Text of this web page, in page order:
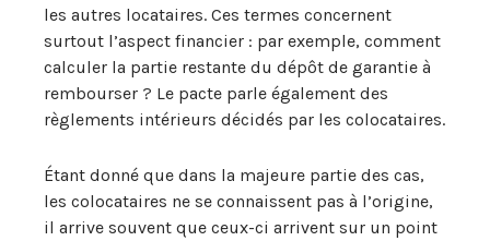
les autres locataires. Ces termes concernent
surtout l’aspect financier : par exemple, comment
calculer la partie restante du dépôt de garantie à
rembourser ? Le pacte parle également des
règlements intérieurs décidés par les colocataires.
Étant donné que dans la majeure partie des cas,
les colocataires ne se connaissent pas à l’origine,
il arrive souvent que ceux-ci arrivent sur un point